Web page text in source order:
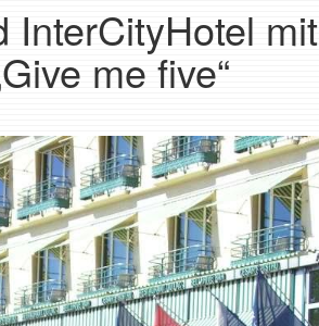
InterCityHotel mit
me five“